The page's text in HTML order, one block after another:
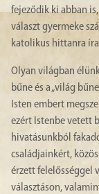
fejeződik ki abban
választ gyermeke
katolikus hittanra
Olyan világban
bűne és a „világ
Isten embert
ezért Istenbe vetett
hivatásunkból
családjainkért,
érzett felelősséggel
választáson,